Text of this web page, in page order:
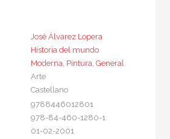
José Álvarez Lopera
Historia del mundo
Moderna, Pintura, General
Arte
Castellano
9788446012801
978-84-460-1280-1
01-02-2001